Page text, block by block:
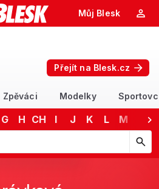
Můj Blesk
Přejít na Blesk.cz
Zpěváci Modelky
G H CH I J K L M
dolů a nahoru procházejte návrhy,